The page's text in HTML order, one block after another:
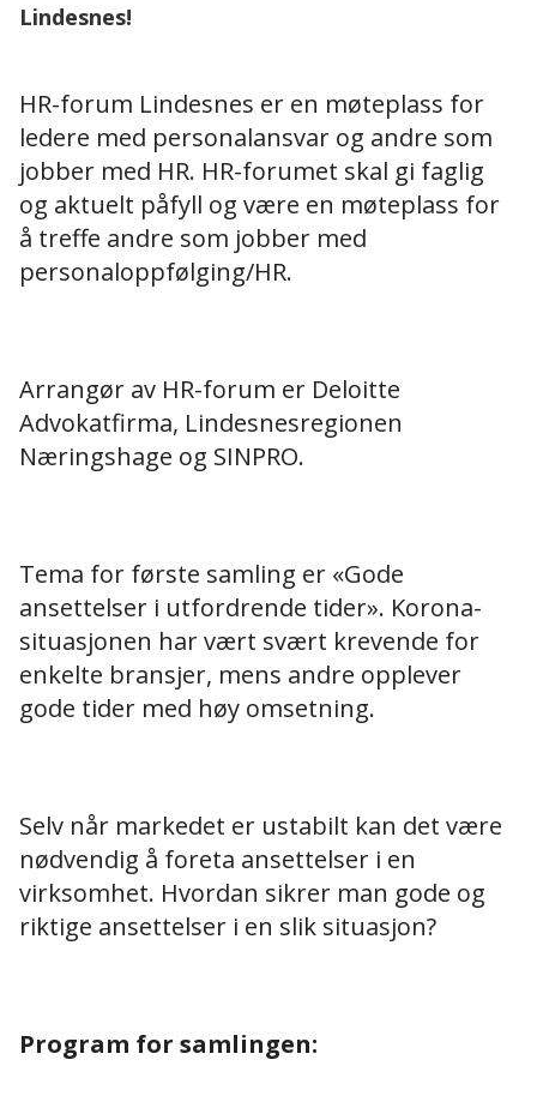
Lindesnes!
HR-forum Lindesnes er en møteplass for
ledere med personalansvar og andre som
jobber med HR. HR-forumet skal gi faglig
og aktuelt påfyll og være en møteplass for
å treffe andre som jobber med
personaloppfølging/HR.
Arrangør av HR-forum er Deloitte
Advokatfirma, Lindesnesregionen
Næringshage og SINPRO.
Tema for første samling er «Gode
ansettelser i utfordrende tider». Korona-
situasjonen har vært svært krevende for
enkelte bransjer, mens andre opplever
gode tider med høy omsetning.
Selv når markedet er ustabilt kan det være
nødvendig å foreta ansettelser i en
virksomhet. Hvordan sikrer man gode og
riktige ansettelser i en slik situasjon?
Program for samlingen: